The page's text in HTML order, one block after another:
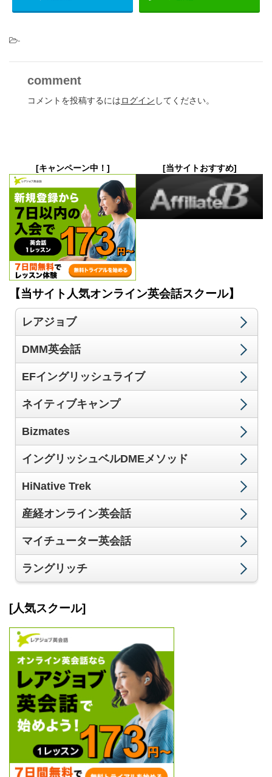
-
comment
コメントを投稿するにはログイン してください。
[キャンペーン中！] [当サイトおすすめ]
【当サイト人気オンライン英会話スクール】
レアジョブ
DMM英会話
EFイングリッシュライブ
ネイティブキャンプ
Bizmates
イングリッシュベルDMEメソッド
HiNative Trek
産経オンライン英会話
マイチューター英会話
ラングリッチ
[人気スクール]